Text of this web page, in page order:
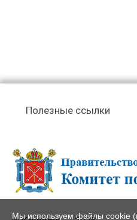
Полезные ссылки
Мы используем файлы cookie